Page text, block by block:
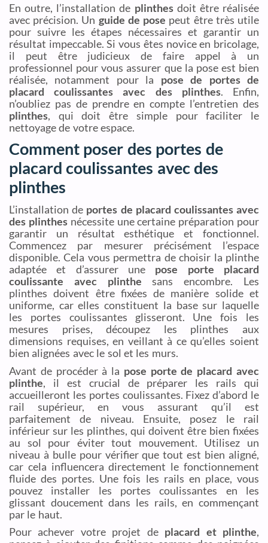
En outre, l’installation de plinthesdoit être réalisée
avec précision. Un guide de pose peut être très utile
pour suivre les étapes nécessaires et garantir un
résultat impeccable. Si vous êtes novice en bricolage,
il peut être judicieux de faire appel à un
professionnel pour vous assurer que la pose est bien
réalisée, notamment pour la pose de portes de
placard coulissantes avec des plinthes. Enfin,
n’oubliez pas de prendre en compte l’entretien des
plinthes, qui doit être simple pour faciliter le
nettoyage de votre espace.
Comment poser des portes de
placard coulissantes avec des
plinthes
L’installation de portes de placard coulissantes avec
des plinthesnécessite une certaine préparation pour
garantir un résultat esthétique et fonctionnel.
Commencez par mesurer précisément l’espace
disponible. Cela vous permettra de choisir la plinthe
adaptée et d’assurer une pose porte placard
coulissante avec plinthe sans encombre. Les
plinthes doivent être fixées de manière solide et
uniforme, car elles constituent la base sur laquelle
les portes coulissantes glisseront. Une fois les
mesures prises, découpez les plinthes aux
dimensions requises, en veillant à ce qu’elles soient
bien alignées avec le sol et les murs.
Avant de procéder à la pose porte de placard avec
plinthe, il est crucial de préparer les rails qui
accueilleront les portes coulissantes. Fixez d’abord le
rail supérieur, en vous assurant qu’il est
parfaitement de niveau. Ensuite, posez le rail
inférieur sur les plinthes, qui doivent être bien fixées
au sol pour éviter tout mouvement. Utilisez un
niveau à bulle pour vérifier que tout est bien aligné,
car cela influencera directement le fonctionnement
fluide des portes. Une fois les rails en place, vous
pouvez installer les portes coulissantes en les
glissant doucement dans les rails, en commençant
par le haut.
Pour achever votre projet de placard et plinthe,